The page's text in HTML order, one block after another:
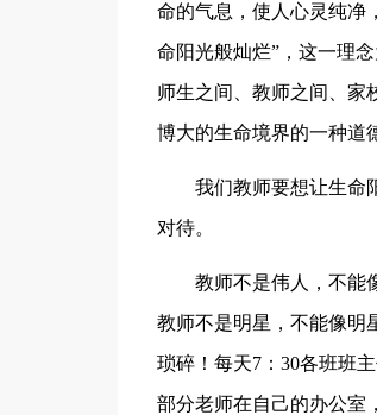
命的气息，使人心灵纯净
命阳光般灿烂”，这一理
师生之间、教师之间、家
博大的生命境界的一种道
我们教师要想让生命
对待。
教师不是伟人，不能
教师不是明星，不能像明
琐碎！每天7：30各班班
部分老师在自己的办公室